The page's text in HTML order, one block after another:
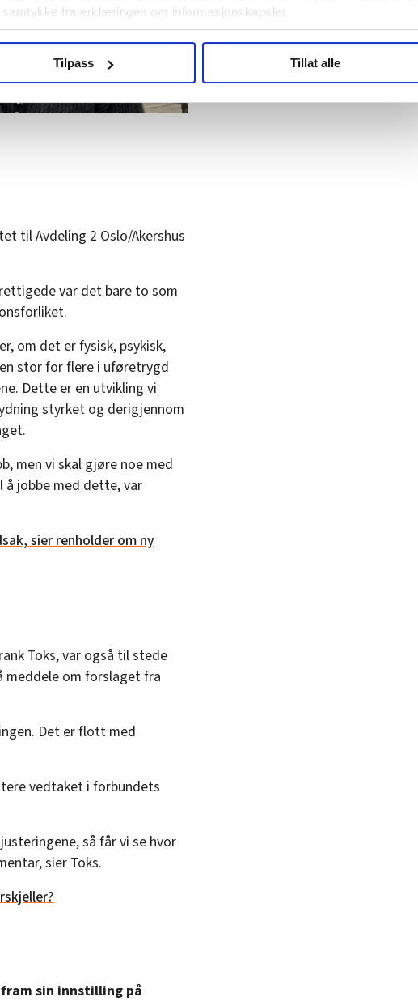
fra erklæringen om informasjonskapsler.
innhold, tilpassede annonser og utarbeide statistikk.
ned på denne siden.
Tilpass Tillat alle
til Avdeling 2 Oslo/Akershus
var det bare to som
om det er fysisk, psykisk,
stor for flere i uføretrygd
Dette er en utvikling vi
styrket og derigjennom
men vi skal gjøre noe med
jobbe med dette, var
sier renholder om ny
Toks, var også til stede
meddele om forslaget fra
Det er flott med
vedtaket i forbundets
så får vi se hvor
sier Toks.
sin innstilling på